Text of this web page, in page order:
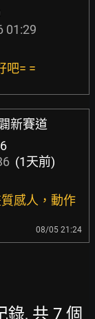
01:29
吧= =
新賽道
(1天前)
感人，動作
08/05 21:24
錄, 共 7 個